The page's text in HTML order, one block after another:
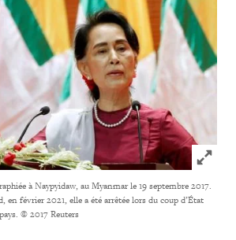
Click to
à Naypyidaw, au Myanmar le 19 septembre 2017.
en février 2021, elle a été arrêtée lors du coup d’État
© 2017 Reuters